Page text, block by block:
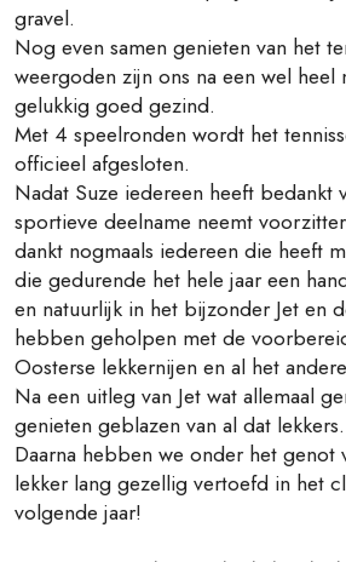
gravel.
Nog even samen genieten van het
weergoden zijn ons na een wel heel
gelukkig goed gezind.
Met 4 speelronden wordt het
officieel afgesloten.
Nadat Suze iedereen heeft bedankt
sportieve deelname neemt
dankt nogmaals iedereen die heeft
die gedurende het hele jaar een
en natuurlijk in het bijzonder Jet en
hebben geholpen met de
Oosterse lekkernijen en al het
Na een uitleg van Jet wat allemaal
genieten geblazen van al dat lekkers.
Daarna hebben we onder het genot
lekker lang gezellig vertoefd in het
volgende jaar!